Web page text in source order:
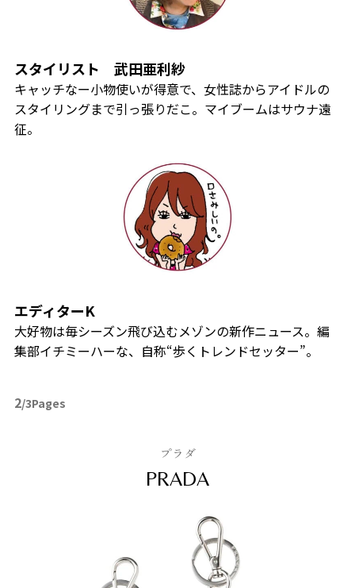
スタイリスト 武田亜利紗
キャッチなー小物使いが得意で、女性誌からアイドルの
スタイリングまで引っ張りだこ。マイブームはサウナ遠
征。
エディターK
大好物は毎シーズン飛び込むメゾンの新作ニュース。編
集部イチミーハーな、自称“歩くトレンドセッター”。
2/3Pages
プラダ
PRADA